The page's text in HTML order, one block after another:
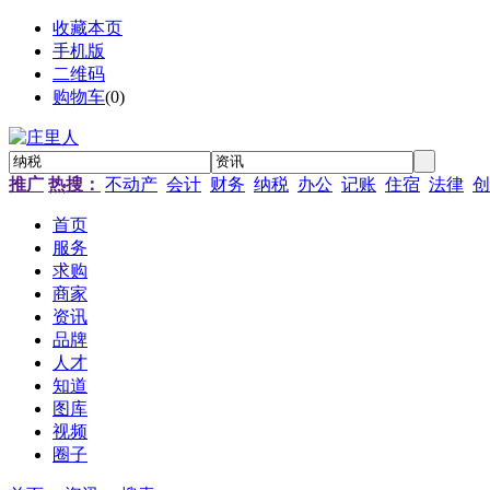
收藏本页
手机版
二维码
购物车(0)
推广 热搜： 不动产 会计 财务 纳税 办公 记账 住宿 法律
首页
服务
求购
商家
资讯
品牌
人才
知道
图库
视频
圈子